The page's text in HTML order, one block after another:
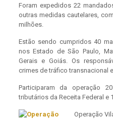
Foram expedidos 22
outras medidas cautelares,
milhões.
Estão sendo cumpridos 40
nos Estado de São Paulo,
Gerais e Goiás. Os
crimes de tráfico transnacional
Participaram da operação
tributários da Receita Federal e
Operação